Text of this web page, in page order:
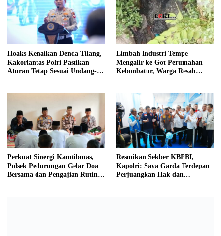
Hoaks Kenaikan Denda Tilang,
Kakorlantas Polri Pastikan
Aturan Tetap Sesuai Undang-
Limbah Industri Tempe
Mengalir ke Got Perumahan
Kebonbatur, Warga Resah
Perkuat Sinergi Kamtibmas,
Polsek Pedurungan Gelar Doa
Bersama dan Pengajian Rutin
Resmikan Sekber KBPBI,
Kapolri: Saya Garda Terdepan
Perjuangkan Hak dan